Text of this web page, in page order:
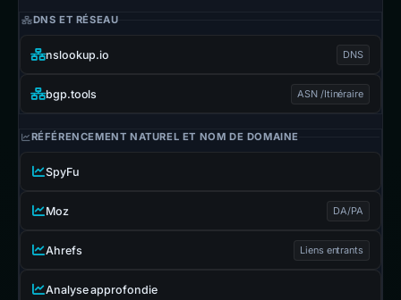
DNS ET RÉSEAU
nslookup.io DNS
bgp.tools ASN /Itinéraire
RÉFÉRENCEMENT NATUREL ET NOM DE DOMAINE
SpyFu
Moz DA/PA
Ahrefs Liens entrants
Analyse approfondie